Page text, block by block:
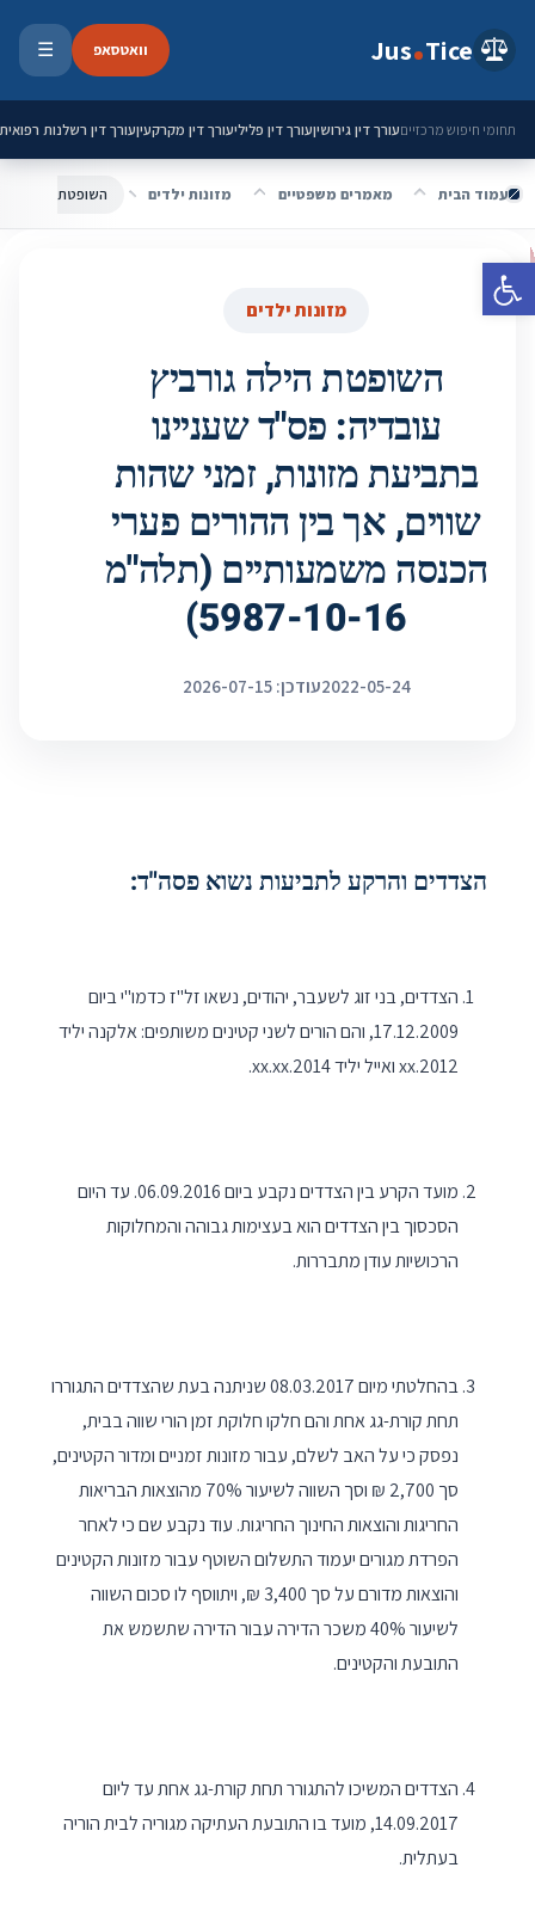
פתח סרגל נגישות
Jus Tice וואטסאפ ☰
תחומי חיפוש מרכזייםעורך דין גירושיןעורך דין פליליעורך דין מקרקעיןעורך דין רשלנות רפואית
עמוד הבית מאמרים משפטיים מזונות ילדים
מזונות ילדים
השופטת הילה גורביץ
עובדיה: פס"ד שעניינו
בתביעת מזונות, זמני שהות
שווים, אך בין ההורים פערי
הכנסה משמעותיים (תלה"מ
5987-10-16)
2022-05-24עודכן: 2026-07-15
הצדדים והרקע לתביעות נשוא פסה"ד:
הצדדים, בני זוג לשעבר, יהודים, נשאו זל"ז כדמו"י ביום
17.12.2009, והם הורים לשני קטינים משותפים: אלקנה יליד
xx.2012 ואייל יליד xx.xx.2014.
מועד הקרע בין הצדדים נקבע ביום 06.09.2016. עד היום
הסכסוך בין הצדדים הוא בעצימות גבוהה והמחלוקות
הרכושיות עודן מתבררות.
בהחלטתי מיום 08.03.2017 שניתנה בעת שהצדדים התגוררו
תחת קורת-גג אחת והם חלקו חלוקת זמן הורי שווה בבית,
נפסק כי על האב לשלם, עבור מזונות זמניים ומדור הקטינים,
סך 2,700 ₪ וסך השווה לשיעור 70% מהוצאות הבריאות
החריגות והוצאות החינוך החריגות. עוד נקבע שם כי לאחר
הפרדת מגורים יעמוד התשלום השוטף עבור מזונות הקטינים
והוצאות מדורם על סך 3,400 ₪, ויתווסף לו סכום השווה
לשיעור 40% משכר הדירה עבור הדירה שתשמש את
התובעת והקטינים.
הצדדים המשיכו להתגורר תחת קורת-גג אחת עד ליום
14.09.2017, מועד בו התובעת העתיקה מגוריה לבית הוריה
בעתלית.